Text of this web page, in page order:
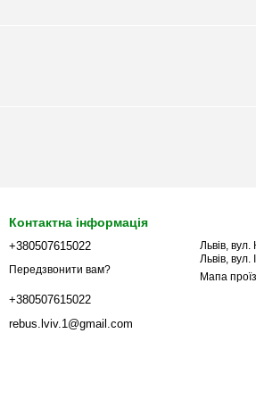
Контактна інформація
+380507615022
Передзвонити вам?
+380507615022
rebus.lviv.1@gmail.com
Львів,
Львів, вул.
Мапа